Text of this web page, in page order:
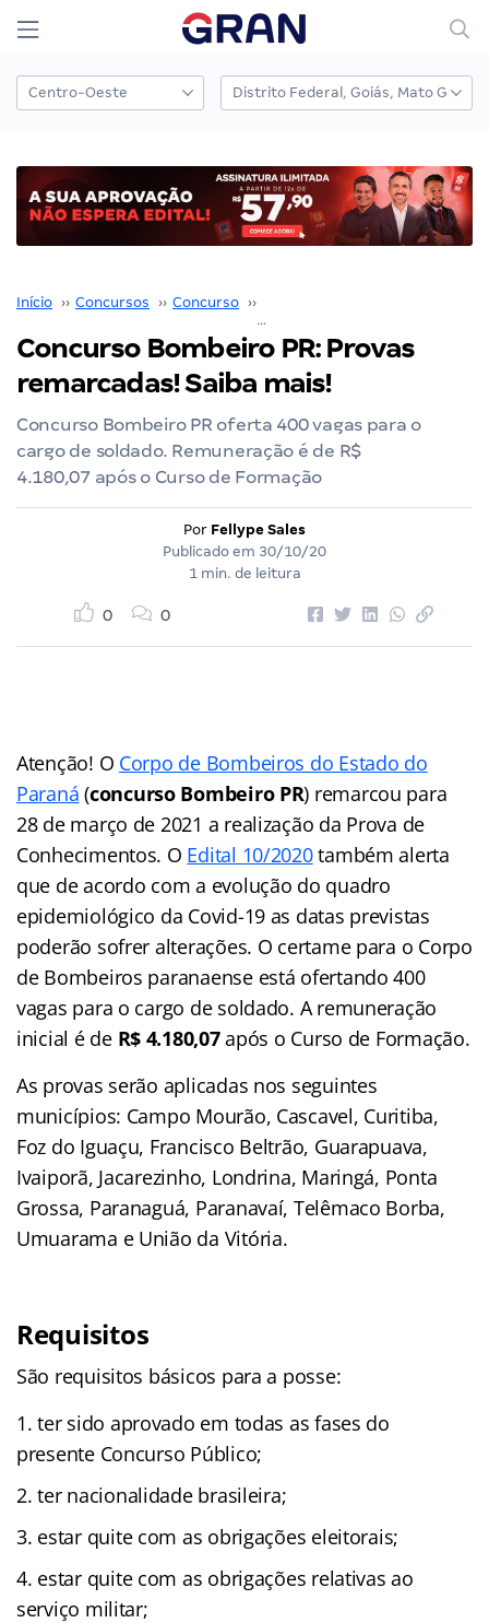
Início ›› Concursos ›› Concurso ››
Concurso Bombeiro PR: Provas
remarcadas! Saiba mais!
Concurso Bombeiro PR oferta 400 vagas para o
cargo de soldado. Remuneração é de R$
4.180,07 após o Curso de Formação
Por Fellype Sales
Publicado em 30/10/20
1 min. de leitura
0 0
Atenção! O Corpo de Bombeiros do Estado do
Paraná (concurso Bombeiro PR) remarcou para
28 de março de 2021 a realização da Prova de
Conhecimentos. O Edital 10/2020também alerta
que de acordo com a evolução do quadro
epidemiológico da Covid-19 as datas previstas
poderão sofrer alterações. O certame para o Corpo
de Bombeiros paranaense está ofertando 400
vagas para o cargo de soldado. A remuneração
inicial é de R$ 4.180,07após o Curso de Formação.
As provas serão aplicadas nos seguintes
municípios: Campo Mourão, Cascavel, Curitiba,
Foz do Iguaçu, Francisco Beltrão, Guarapuava,
Ivaiporã, Jacarezinho, Londrina, Maringá, Ponta
Grossa, Paranaguá, Paranavaí, Telêmaco Borba,
Umuarama e União da Vitória.
Requisitos
São requisitos básicos para a posse:
ter sido aprovado em todas as fases do
presente Concurso Público;
ter nacionalidade brasileira;
estar quite com as obrigações eleitorais;
estar quite com as obrigações relativas ao
serviço militar;